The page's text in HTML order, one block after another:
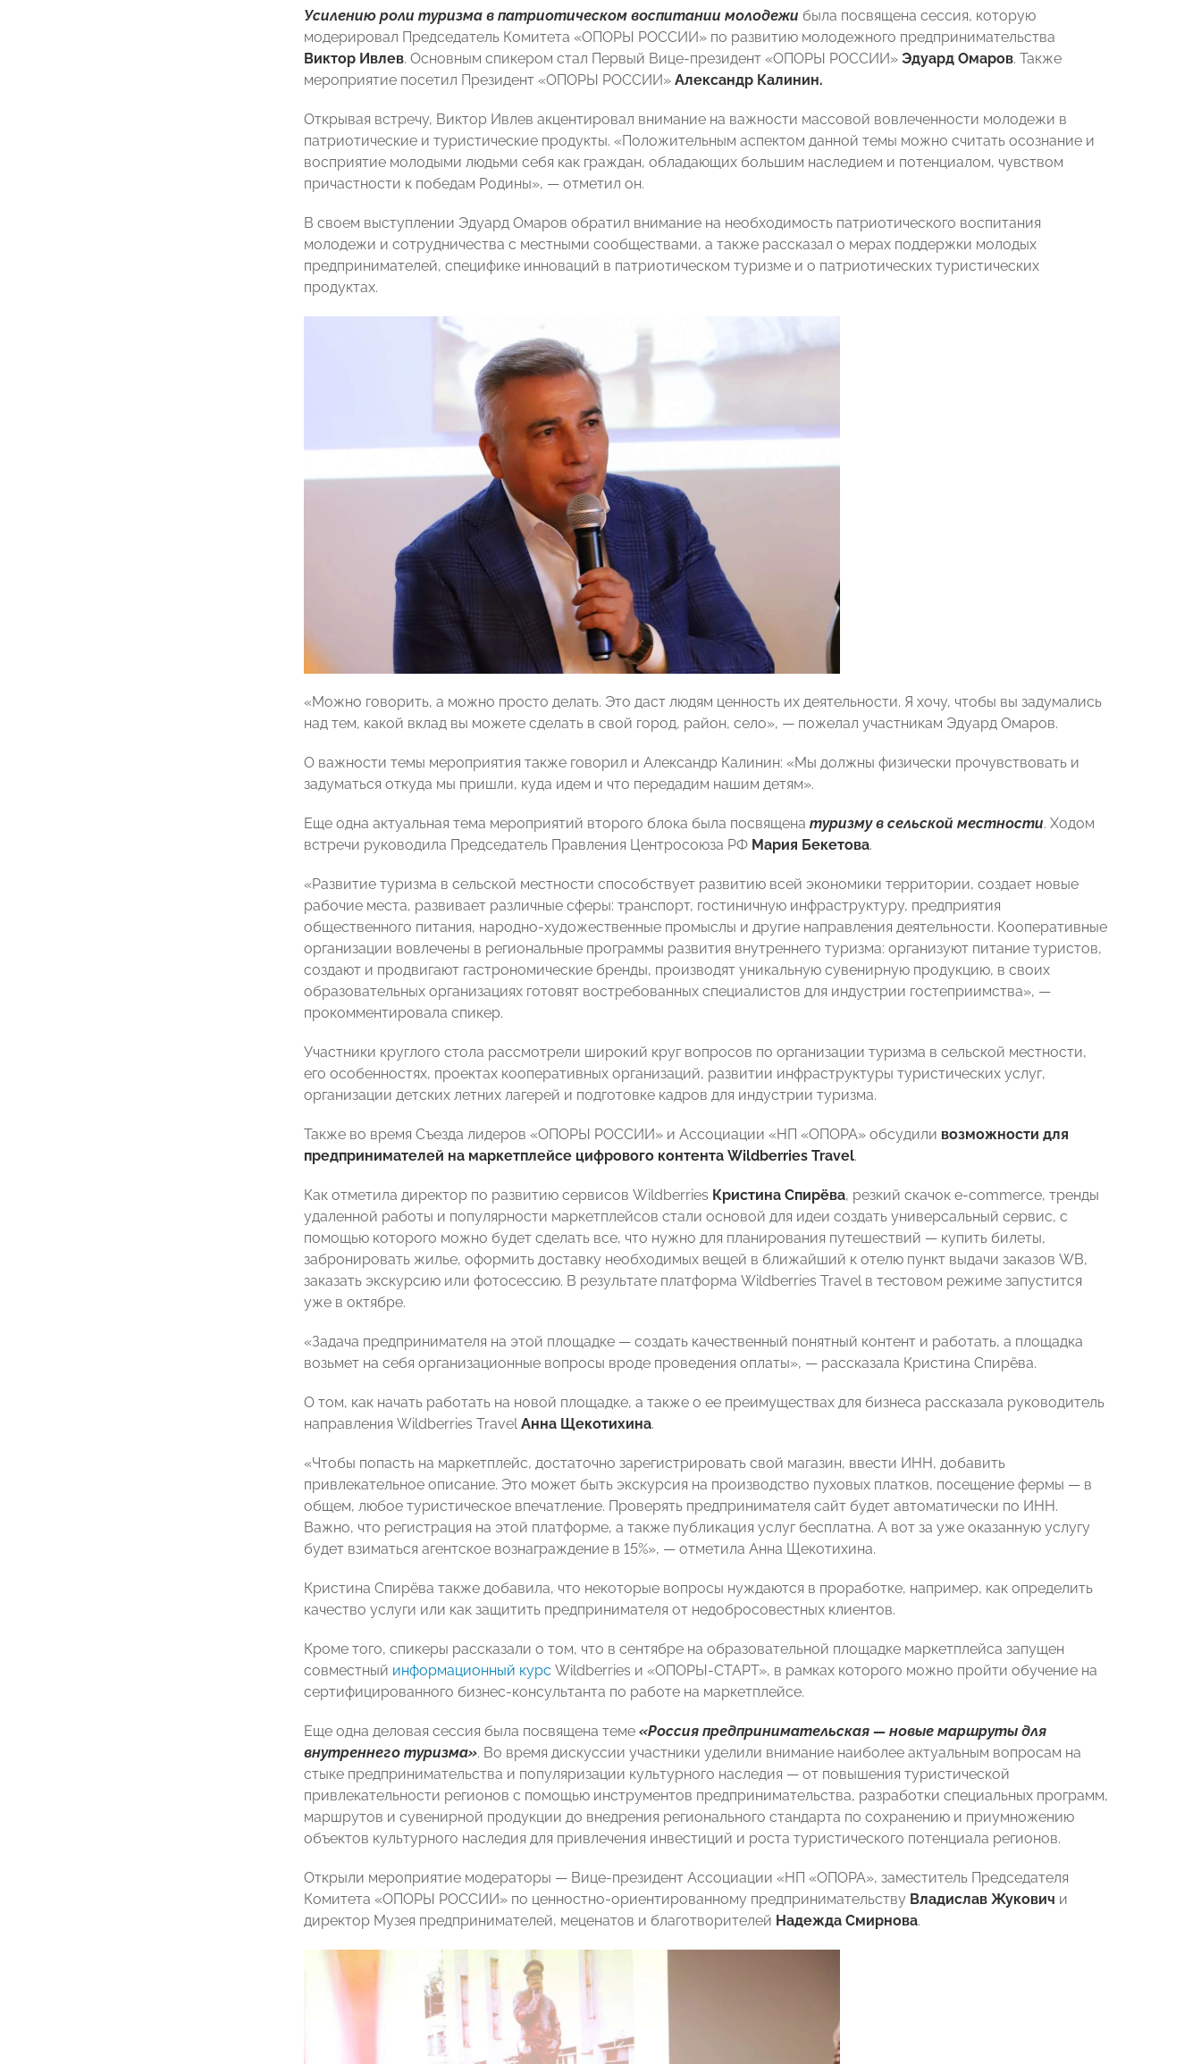
Усилению роли туризма в патриотическом воспитании молодежи была посвящена сессия, которую
модерировал Председатель Комитета «ОПОРЫ РОССИИ» по развитию молодежного предпринимательства
Виктор Ивлев. Основным спикером стал Первый Вице-президент «ОПОРЫ РОССИИ» Эдуард Омаров. Также
мероприятие посетил Президент «ОПОРЫ РОССИИ» Александр Калинин.
Открывая встречу, Виктор Ивлев акцентировал внимание на важности массовой вовлеченности молодежи в
патриотические и туристические продукты. «Положительным аспектом данной темы можно считать осознание и
восприятие молодыми людьми себя как граждан, обладающих большим наследием и потенциалом, чувством
причастности к победам Родины», — отметил он.
В своем выступлении Эдуард Омаров обратил внимание на необходимость патриотического воспитания
молодежи и сотрудничества с местными сообществами, а также рассказал о мерах поддержки молодых
предпринимателей, специфике инноваций в патриотическом туризме и о патриотических туристических
продуктах.
«Можно говорить, а можно просто делать. Это даст людям ценность их деятельности. Я хочу, чтобы вы задумались
над тем, какой вклад вы можете сделать в свой город, район, село», — пожелал участникам Эдуард Омаров.
О важности темы мероприятия также говорил и Александр Калинин: «Мы должны физически прочувствовать и
задуматься откуда мы пришли, куда идем и что передадим нашим детям».
Еще одна актуальная тема мероприятий второго блока была посвящена туризму в сельской местности. Ходом
встречи руководила Председатель Правления Центросоюза РФ Мария Бекетова.
«Развитие туризма в сельской местности способствует развитию всей экономики территории, создает новые
рабочие места, развивает различные сферы: транспорт, гостиничную инфраструктуру, предприятия
общественного питания, народно-художественные промыслы и другие направления деятельности. Кооперативные
организации вовлечены в региональные программы развития внутреннего туризма: организуют питание туристов,
создают и продвигают гастрономические бренды, производят уникальную сувенирную продукцию, в своих
образовательных организациях готовят востребованных специалистов для индустрии гостеприимства», —
прокомментировала спикер.
Участники круглого стола рассмотрели широкий круг вопросов по организации туризма в сельской местности,
его особенностях, проектах кооперативных организаций, развитии инфраструктуры туристических услуг,
организации детских летних лагерей и подготовке кадров для индустрии туризма.
Также во время Съезда лидеров «ОПОРЫ РОССИИ» и Ассоциации «НП «ОПОРА» обсудили возможности для
предпринимателей на маркетплейсе цифрового контента Wildberries Travel.
Как отметила директор по развитию сервисов Wildberries Кристина Спирёва, резкий скачок e-commerce, тренды
удаленной работы и популярности маркетплейсов стали основой для идеи создать универсальный сервис, с
помощью которого можно будет сделать все, что нужно для планирования путешествий — купить билеты,
забронировать жилье, оформить доставку необходимых вещей в ближайший к отелю пункт выдачи заказов WB,
заказать экскурсию или фотосессию. В результате платформа Wildberries Travel в тестовом режиме запустится
уже в октябре.
«Задача предпринимателя на этой площадке — создать качественный понятный контент и работать, а площадка
возьмет на себя организационные вопросы вроде проведения оплаты», — рассказала Кристина Спирёва.
О том, как начать работать на новой площадке, а также о ее преимуществах для бизнеса рассказала руководитель
направления Wildberries TravelАнна Щекотихина.
«Чтобы попасть на маркетплейс, достаточно зарегистрировать свой магазин, ввести ИНН, добавить
привлекательное описание. Это может быть экскурсия на производство пуховых платков, посещение фермы — в
общем, любое туристическое впечатление. Проверять предпринимателя сайт будет автоматически по ИНН.
Важно, что регистрация на этой платформе, а также публикация услуг бесплатна. А вот за уже оказанную услугу
будет взиматься агентское вознаграждение в 15%», — отметила Анна Щекотихина.
Кристина Спирёва также добавила, что некоторые вопросы нуждаются в проработке, например, как определить
качество услуги или как защитить предпринимателя от недобросовестных клиентов.
Кроме того, спикеры рассказали о том, что в сентябре на образовательной площадке маркетплейса запущен
совместный информационный курс Wildberries и «ОПОРЫ-СТАРТ», в рамках которого можно пройти обучение на
сертифицированного бизнес-консультанта по работе на маркетплейсе.
Еще одна деловая сессия была посвящена теме «Россия предпринимательская — новые маршруты для
внутреннего туризма». Во время дискуссии участники уделили внимание наиболее актуальным вопросам на
стыке предпринимательства и популяризации культурного наследия — от повышения туристической
привлекательности регионов с помощью инструментов предпринимательства, разработки специальных программ,
маршрутов и сувенирной продукции до внедрения регионального стандарта по сохранению и приумножению
объектов культурного наследия для привлечения инвестиций и роста туристического потенциала регионов.
Открыли мероприятие модераторы — Вице-президент Ассоциации «НП «ОПОРА», заместитель Председателя
Комитета «ОПОРЫ РОССИИ» по ценностно-ориентированному предпринимательству Владислав Жукович и
директор Музея предпринимателей, меценатов и благотворителей Надежда Смирнова.